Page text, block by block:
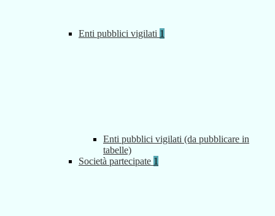
Enti pubblici vigilati 1
Enti pubblici vigilati (da pubblicare in
tabelle)
Società partecipate 1